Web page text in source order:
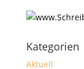
Kategorien
Aktuell